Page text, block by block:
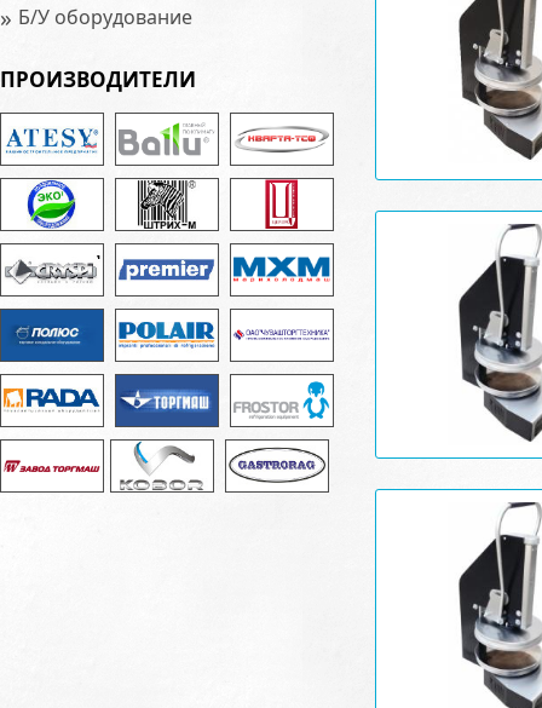
» Б/У оборудование
ПРОИЗВОДИТЕЛИ